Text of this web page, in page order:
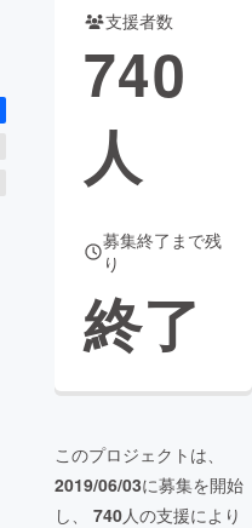
支援者数
740
人
募集終了まで残
り
終了
このプロジェクトは、
2019/06/03に募集を開始
し、 740人の支援により